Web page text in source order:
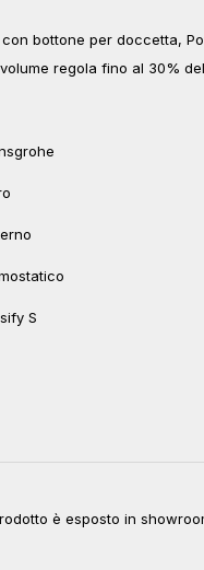
bottone per doccetta,
regola fino al 30%
S
è esposto in